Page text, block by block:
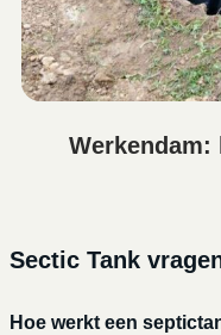
Sectic Tank
Hoe werkt een